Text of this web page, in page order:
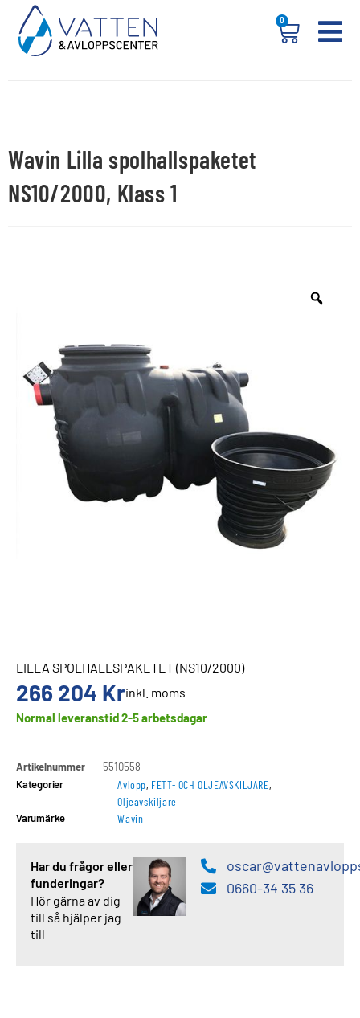
0
Wavin Lilla spolhallspaketet
NS10/2000, Klass 1
LILLA SPOLHALLSPAKETET (NS10/2000)
266 204 Krinkl. moms
Normal leveranstid 2-5 arbetsdagar
Artikelnummer
5510558
Kategorier
Avlopp, FETT- OCH OLJEAVSKILJARE,
Oljeavskiljare
Varumärke Wavin
Har du frågor eller
funderingar?
Hör gärna av dig
till så hjälper jag
till
0660-34 35 36